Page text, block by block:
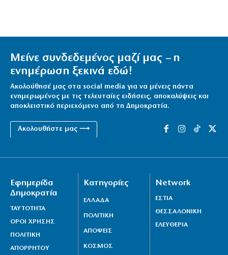
Μείνε συνδεδεμένος μαζί μας – η
ενημέρωση ξεκινά εδώ!
Ακολούθησέ μας στα social media για να μένεις πάντα
ενημερωμένος με τις τελευταίες ειδήσεις, αποκαλύψεις και
αποκλειστικό περιεχόμενο από τη Δημοκρατία.
Ακολουθήστε μας ⟶
Εφημερίδα
Δημοκρατία
ΤΑΥΤΟΤΗΤΑ
ΟΡΟΙ ΧΡΗΣΗΣ
ΠΟΛΙΤΙΚΗ
ΑΠΟΡΡΗΤΟΥ
Κατηγορίες
ΕΛΛΑΔΑ
ΠΟΛΙΤΙΚΗ
ΑΠΟΨΕΙΣ
ΚΟΣΜΟΣ
Network
ΕΣΤΙΑ
ΘΕΣΣΑΛΟΝΙΚΗ
ΕΛΕΥΘΕΡΙΑ